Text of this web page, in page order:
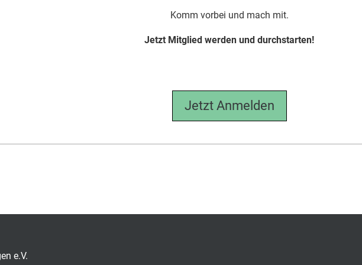
Komm vorbei und mach mit.
Jetzt Mitglied werden und durchstarten!
Jetzt Anmelden
e.V.